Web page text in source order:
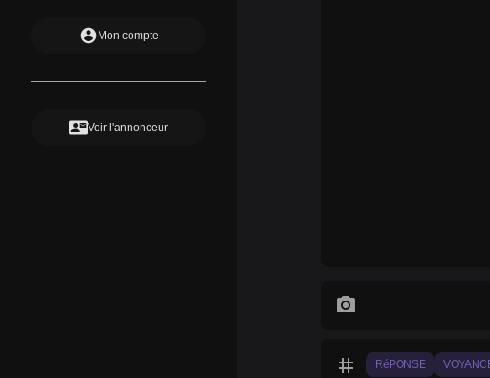
account_circle Mon compte
contact_mailVoir l'annonceur
photo_camera
tag RéPONSE